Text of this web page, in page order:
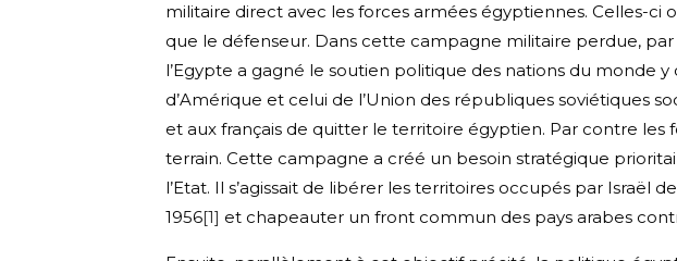
militaire direct avec les forces armées égyptiennes. Celles-
que le défenseur. Dans cette campagne militaire perdue,
l’Egypte a gagné le soutien politique des nations du monde
d’Amérique et celui de l’Union des républiques soviétiques
et aux français de quitter le territoire égyptien. Par contre les
terrain. Cette campagne a créé un besoin stratégique
l’Etat. Il s’agissait de libérer les territoires occupés par Israël
1956[1] et chapeauter un front commun des pays arabes